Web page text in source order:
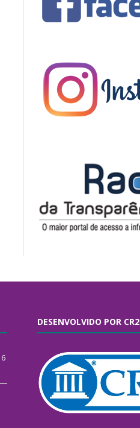
6
DESENVOLVIDO POR CR2